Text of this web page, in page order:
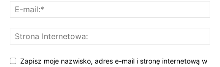
Zapisz moje nazwisko, adres e-mail i stronę internetową w